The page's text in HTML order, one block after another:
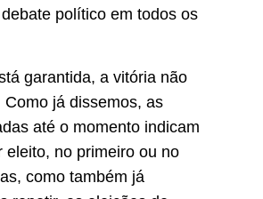
político em todos os
garantida, a vitória não
já dissemos, as
até o momento indicam
eleito, no primeiro ou no
como também já